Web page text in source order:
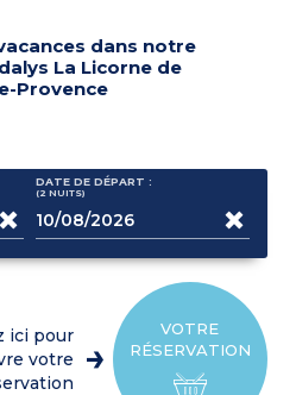
dans notre
La Licorne de
Provence
DATE DE DÉPART :
(2 NUITS)
VOTRE
RÉSERVATION
ici pour
votre